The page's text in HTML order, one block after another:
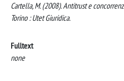
Cartella, M. (2008). Antitrust e
Torino : Utet Giuridica.
Fulltext
none